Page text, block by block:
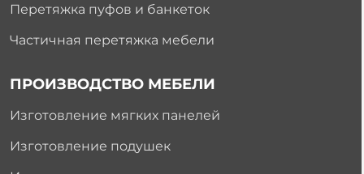
Перетяжка пуфов и банкеток
Частичная перетяжка мебели
ПРОИЗВОДСТВО МЕБЕЛИ
Изготовление мягких панелей
Изготовление подушек